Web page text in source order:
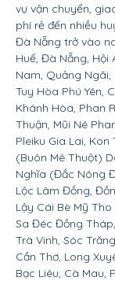
vụ vận chuyển,
phí rẻ đến nhiều
Đà Nẵng trở vào
Huế, Đà Nẵng, Hội
Nam, Quảng Ngãi,
Tuy Hòa Phú Yên,
Khánh Hòa, Phan
Thuận, Mũi Né
Pleiku Gia Lai,
(Buôn Mê Thuột)
Nghĩa (Đắc Nông
Lộc Lâm Đồng,
Lậy Cái Bè Mỹ
Sa Đéc Đồng
Trà Vinh, Sóc
Cần Thơ, Long
Bạc Liêu, Cà Mau,